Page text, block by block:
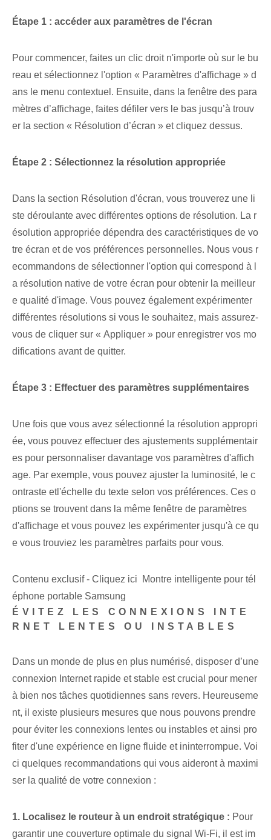
Étape 1 : accéder aux paramètres de l'écran
Pour commencer, faites un clic droit n'importe où sur le bu
reau et sélectionnez l'option « Paramètres d'affichage » d
ans le menu contextuel. Ensuite, dans la fenêtre des para
mètres d’affichage, faites défiler vers le bas jusqu’à trouv
er la section « Résolution d’écran » et cliquez dessus.
Étape 2 : Sélectionnez la résolution appropriée
Dans la section Résolution d'écran, vous trouverez une li
ste déroulante avec différentes options de résolution. La r
ésolution appropriée dépendra des caractéristiques de vo
tre écran et de vos préférences personnelles. Nous vous r
ecommandons de sélectionner l'option qui correspond à l
a résolution native de votre écran pour obtenir la meilleur
e qualité d'image. Vous pouvez également expérimenter
différentes résolutions si vous le souhaitez, mais assurez-
vous de cliquer sur « Appliquer » pour enregistrer vos mo
difications avant de quitter.
Étape 3 : Effectuer des paramètres supplémentaires
Une fois que vous avez sélectionné la résolution appropri
ée, vous pouvez effectuer des ajustements supplémentair
es pour personnaliser davantage vos paramètres d'affich
age. ‌Par exemple, vous pouvez ajuster la luminosité, le c
ontraste et⁢l'échelle du texte selon vos ⁤préférences. Ces o
ptions se trouvent dans la même fenêtre de paramètres
d'affichage et vous pouvez les expérimenter jusqu'à ce qu
e vous trouviez les paramètres parfaits pour vous.
Contenu exclusif - Cliquez ici Montre intelligente pour tél
éphone portable Samsung
ÉVITEZ LES CONNEXIONS INTE
RNET LENTES OU INSTABLES⁢
Dans un monde de plus en plus numérisé, disposer d’une
connexion Internet rapide et stable est crucial pour mener
à bien nos tâches quotidiennes sans revers. Heureuseme
nt, il existe plusieurs mesures que nous pouvons prendre
pour éviter les connexions lentes ou instables et ainsi pro
fiter d'une expérience en ligne fluide et ininterrompue. Voi
ci quelques recommandations qui vous aideront à maximi
ser la qualité de votre connexion :
1. Localisez le⁤ routeur à un⁤ endroit stratégique : Pour
garantir une couverture optimale du signal Wi-Fi, il est im